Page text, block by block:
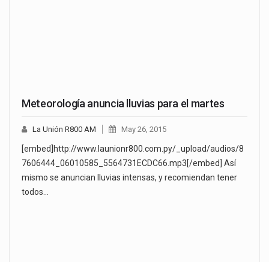
Meteorología anuncia lluvias para el martes
La Unión R800 AM May 26, 2015
[embed]http://www.launionr800.com.py/_upload/audios/8
7606444_06010585_5564731ECDC66.mp3[/embed] Así
mismo se anuncian lluvias intensas, y recomiendan tener
todos…